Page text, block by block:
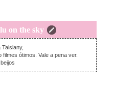
on the sky
quinta-feira, março 12, 2015
Taislany,
filmes ótimos. Vale a pena ver.